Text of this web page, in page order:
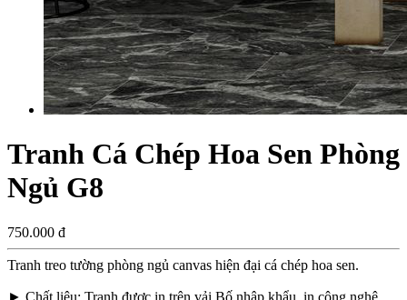
Tranh Cá Chép Hoa Sen Phòng
Ngủ G8
750.000 đ
Tranh treo tường phòng ngủ canvas hiện đại cá chép hoa sen.
Chất liệu: Tranh được in trên vải Bố nhập khẩu, in công nghệ